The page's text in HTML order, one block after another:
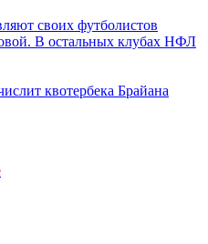
своих футболистов
В остальных клубах НФЛ
квотербека Брайана